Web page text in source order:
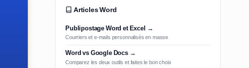
Articles Word
Publipostage Word et Excel →
Courriers et e-mails personnalisés en masse
Word vs Google Docs →
Comparez les deux outils et faites le bon choix